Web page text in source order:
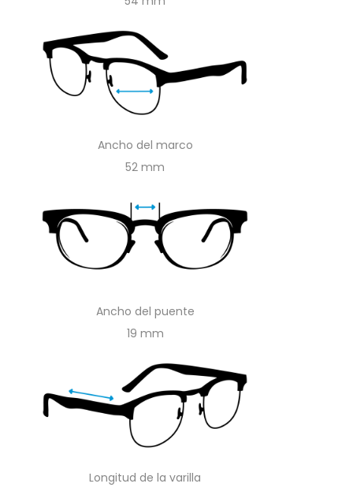
Ancho del marco
52
Ancho del puente
19
Longitud de la varilla